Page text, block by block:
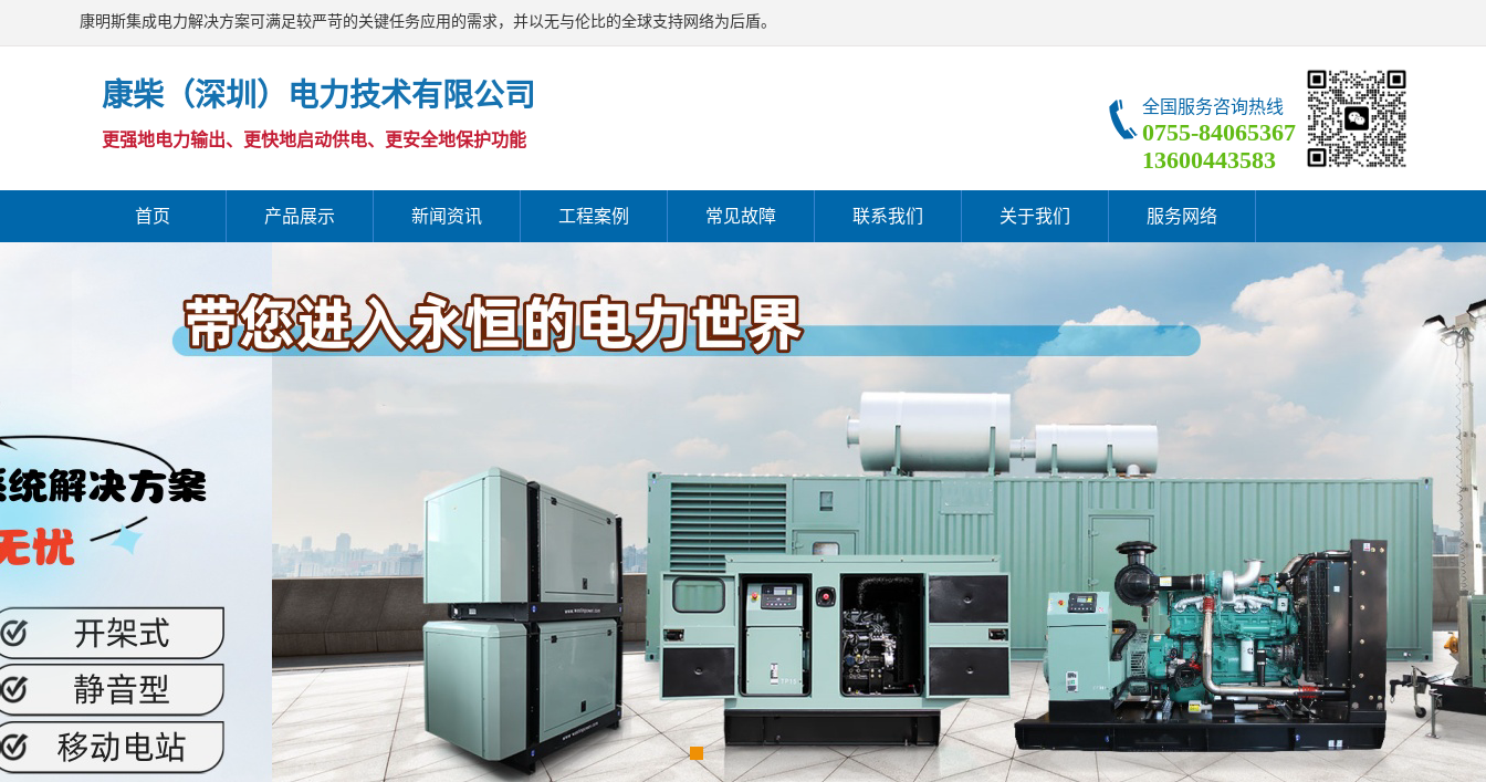
康明斯集成电力解决方案可满足较严苛的关键任务应用的需求，并以无与伦比的全球支持网络为后盾。
康柴（深圳）电力技术有限公司
更强地电力输出、更快地启动供电、更安全地保护功能
全国服务咨询热线
0755-84065367
13600443583
首页 产品展示 新闻资讯 工程案例 常见故障 联系我们 关于我们 服务网络